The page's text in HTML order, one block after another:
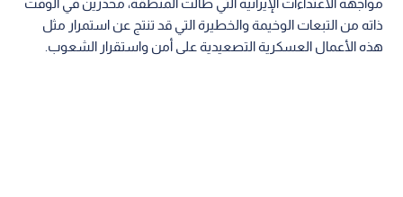
ذاته من التبعات الوخيمة والخطيرة التي قد تنتج عن استمرار مثل
هذه الأعمال العسكرية التصعيدية على أمن واستقرار الشعوب.